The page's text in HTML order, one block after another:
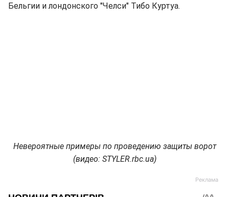
Бельгии и лондонского "Челси" Тибо Куртуа.
Невероятные примеры по проведению защиты ворот
(видео: STYLER.rbc.ua)